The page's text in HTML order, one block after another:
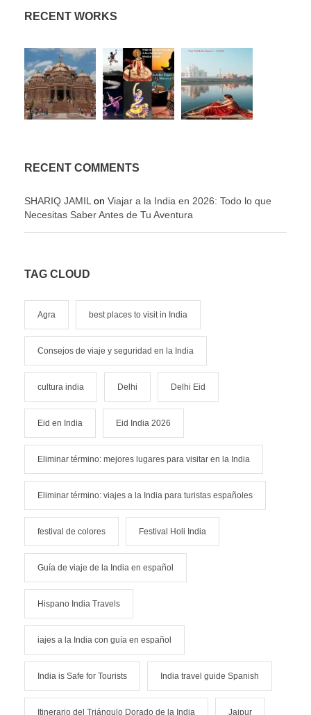
RECENT WORKS
RECENT COMMENTS
SHARIQ JAMILon Viajar a la India en 2026: Todo lo que
Necesitas Saber Antes de Tu Aventura
TAG CLOUD
Agra best places to visit in India
Consejos de viaje y seguridad en la India
cultura india Delhi Delhi Eid
Eid en India Eid India 2026
Eliminar término: mejores lugares para visitar en la India
Eliminar término: viajes a la India para turistas españoles
festival de colores Festival Holi India
Guía de viaje de la India en español
Hispano India Travels
iajes a la India con guía en español
India is Safe for Tourists India travel guide Spanish
Itinerario del Triángulo Dorado de la India Jaipur